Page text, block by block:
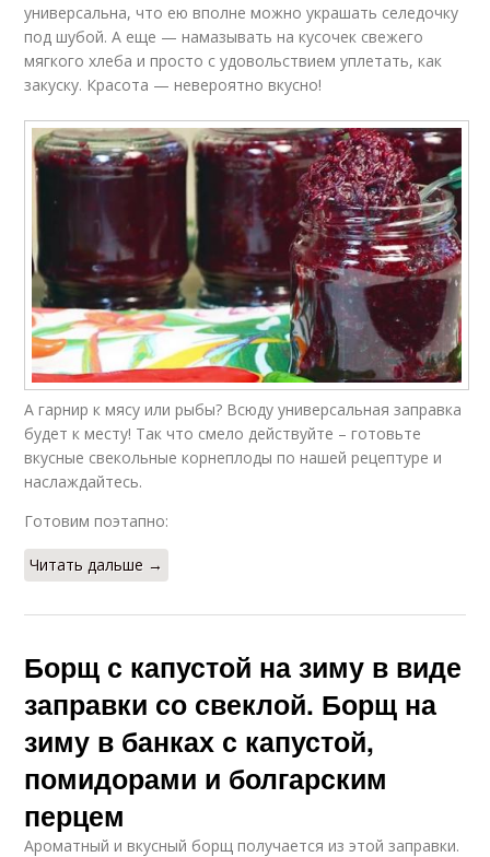
универсальна, что ею вполне можно украшать селедочку
под шубой. А еще — намазывать на кусочек свежего
мягкого хлеба и просто с удовольствием уплетать, как
закуску. Красота — невероятно вкусно!
А гарнир к мясу или рыбы? Всюду универсальная заправка
будет к месту! Так что смело действуйте – готовьте
вкусные свекольные корнеплоды по нашей рецептуре и
наслаждайтесь.
Готовим поэтапно:
Читать дальше →
Борщ с капустой на зиму в виде
заправки со свеклой. Борщ на
зиму в банках с капустой,
помидорами и болгарским
перцем
Ароматный и вкусный борщ получается из этой заправки.